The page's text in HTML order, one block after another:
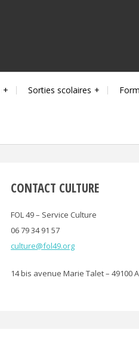
Sorties scolaires
CONTACT CULTURE
FOL 49 – Service Culture
06 79 34 91 57
culture@fol49.org
14 bis avenue Marie Talet – 49100